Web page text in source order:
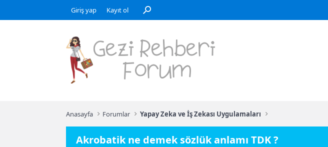
Giriş yap Kayıt ol
Anasayfa Forumlar Yapay Zeka ve İş Zekası Uygulamaları
Akrobatik ne demek sözlük anlamı TDK ?